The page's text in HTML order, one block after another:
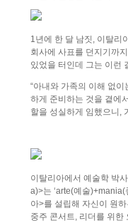
1년에 한 달 남짓, 이탈리
회사에 사표를 던지기까
있었을 터인데 그는 이런
“아내와 가족의 이해 없
하게 준비하는 것을 곁에
할을 성실하게 임했으니,
이탈리아에서 예술학 박
a)>는 ‘arte(예술
아>를 설립해 자신이 원
중주 콘서트, 리더를 위한